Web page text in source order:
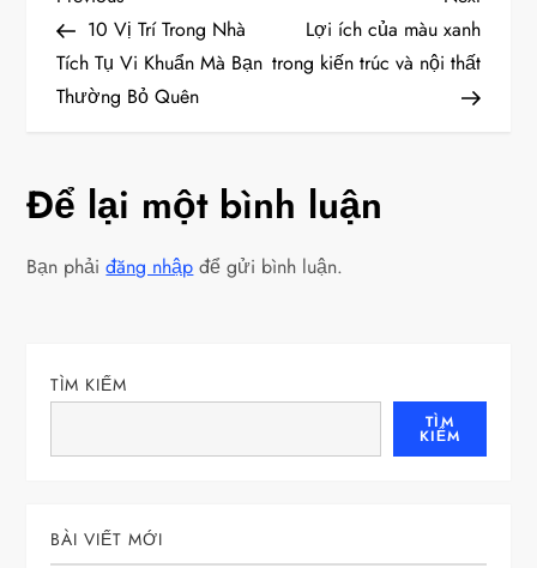
i
ề
u
h
ư
n
g
b
Post10 Vị Trí Trong Nhà
Tích Tụ Vi Khuẩn Mà Bạn
Thường Bỏ Quên
Post
Lợi ích của màu xanh
trong kiến trúc và nội thất
Để lại một bình luận
Bạn phảiđăng nhập để gửi bình luận.
TÌM KIẾM
TÌM
KIẾM
BÀI VIẾT MỚI